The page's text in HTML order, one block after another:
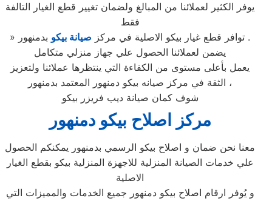
يوفر الكثير لعملائنا من المبالغ ولضمان تغيير قطع الغيار التالفة
فقط
» توافر قطع غيار بيكو الاصلية في مركز صيانة بيكو
بدمنهور .
يضمن لعملائنا الحصول علي جهاز منزلي متكامل
يعمل بأعلى مستوى من الكفاءة التي ينتظرها عملائنا ولتعزيز
الثقة في مركز صيانه بيكو دمنهور المعتمد بدمنهور ،
شوف كمان صيانة ديب فريزر بيكو
مركز اصلاح بيكو دمنهور
معنا نحن ضمان و اصلاح بيكو الرسمي بدمنهور يمكنكم الحصول
علي خدمات الصيانة المنزلية للاجهزة المنزلية بيكو بقطع الغيار
الاصلية
و يُوفر ارقام اصلاح بيكو دمنهور جميع الخدمات والمميزات التي